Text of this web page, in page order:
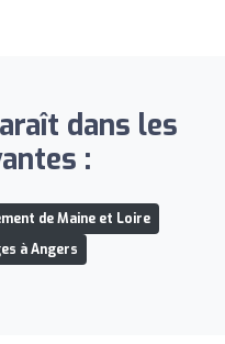
dans les
:
de Maine et Loire
à Angers